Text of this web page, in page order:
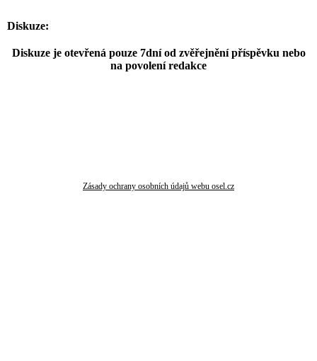
Diskuze:
Diskuze je otevřená pouze 7dní od zvěřejnění příspěvku nebo
na povolení redakce
Zásady ochrany osobních údajů webu osel.cz